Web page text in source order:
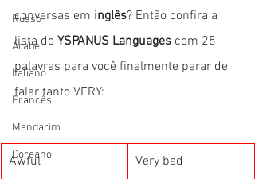
Russo
Árabe
Italiano
Francês
Mandarim
Coreano
conversas em inglês? Então confira a
lista do YSPANUS Languages com 25
palavras para você finalmente parar de
falar tanto VERY:
Awful Very bad